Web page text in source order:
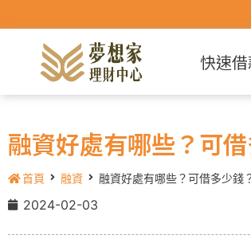
快速
融資好處有哪些？可
首頁 融資 融資好處有哪些？可借多少錢
2024-02-03